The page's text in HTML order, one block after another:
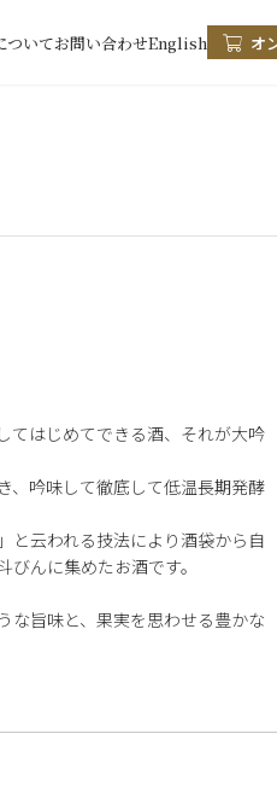
ついてお問い合わせEnglish オ
てはじめてできる酒、それが大吟
、吟味して徹底して低温長期発酵
と云われる技法により酒袋から自
んに集めたお酒です。
な旨味と、果実を思わせる豊かな